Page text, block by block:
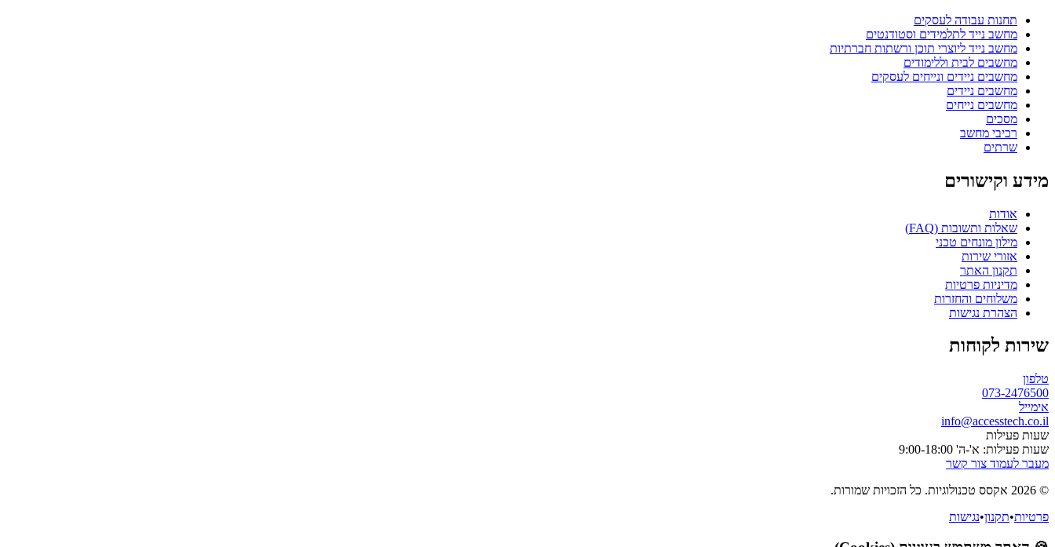
תחנות עבודה לעסקים
מחשב נייד לתלמידים וסטודנטים
מחשב נייד ליוצרי תוכן ורשתות חברתיות
מחשבים לבית וללימודים
מחשבים ניידים ונייחים לעסקים
מחשבים ניידים
מחשבים נייחים
מסכים
רכיבי מחשב
שרתים
מידע וקישורים
אודות
שאלות ותשובות (FAQ)
מילון מונחים טכני
אזורי שירות
תקנון האתר
מדיניות פרטיות
משלוחים והחזרות
הצהרת נגישות
שירות לקוחות
טלפון
073-2476500
אימייל
info@accesstech.co.il
שעות פעילות
שעות פעילות: א'-ה' 9:00-18:00
מעבר לעמוד צור קשר
© 2026 אקסס טכנולוגיות. כל הזכויות שמורות.
פרטיות•תקנון•נגישות